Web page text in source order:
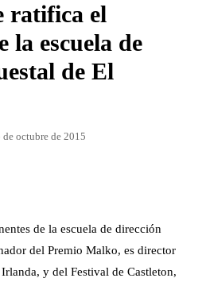
ratifica el
la escuela de
de El
de octubre de 2015
de la escuela de dirección
del Premio Malko, es director
y del Festival de Castleton,